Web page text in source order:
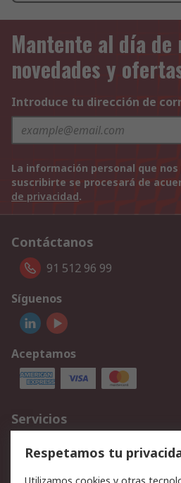
Mantente al día de
novedades y
Introduce tu dirección de
La información personal que
suscribirte se procesará de
de privacidad.
Contáctanos
91 512 96 99
Síguenos
Aceptamos
Servicios
Cómo realizar pedidos
Facturación y pago
Respetamos tu